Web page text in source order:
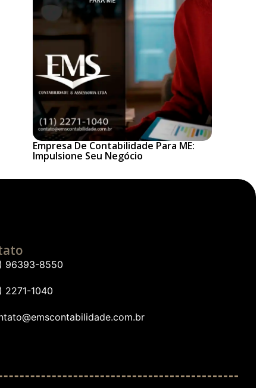
Empresa De Contabilidade Para ME:
Impulsione Seu Negócio
96393-8550
2271-1040